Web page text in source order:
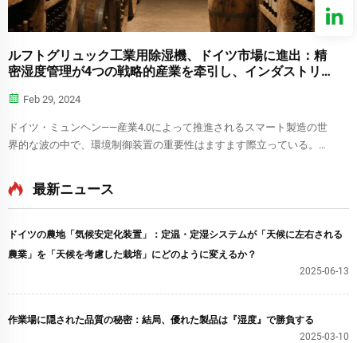
ルフトグリュック工業用除湿機、ドイツ市場に進出：精
密湿度管理が4つの戦略的産業を牵引し、インダストリ
Feb 29, 2024
ドイツ・ミュンヘン——産業4.0によって推進されるスマート製造の世
界的な波の中で、環境制御装置の重要性はますます際立っている。本
最新ニュース
ドイツの農地「気候安定化装置」：定温・定湿システムが「天候に左右される
農業」を「天候を考慮した栽培」にどのように変えるか？​​
2025-06-13
作業場に隠された品質の秘密：結局、優れた製品は『湿度』で勝負する
2025-03-10